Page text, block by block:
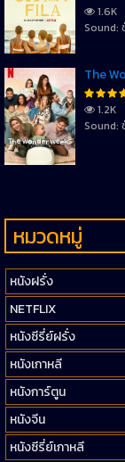
1.6K
Sound:
The
1.2K
Sound:
หมวดหมู่
หนังฝรั่ง
NETFLIX
หนังซีรี่ย์ฝรั่ง
หนังเกาหลี
หนังการ์ตูน
หนังจีน
หนังซีรี่ย์เกาหลี